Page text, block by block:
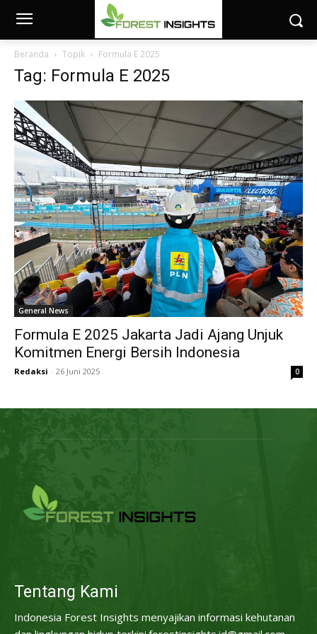
Beranda Topik Formula E 2025
Tag: Formula E 2025
General News
Formula E 2025 Jakarta Jadi Ajang Unjuk
Komitmen Energi Bersih Indonesia
Redaksi - 26 Juni 2025 0
Tentang Kami
Indonesia Forest Insights menyajikan informasi kehutanan